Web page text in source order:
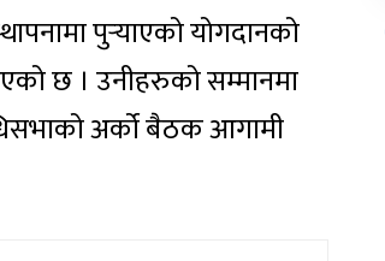
पुर्‍याएको योगदानको
छ । उनीहरुको सम्मानमा
अर्को बैठक आगामी